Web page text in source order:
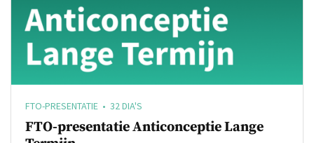
FTO-PRESENTATIE • 32 DIA'S
FTO-presentatie Anticonceptie Lange